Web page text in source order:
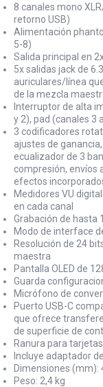
8 canales mono
retorno USB)
Alimentación
5-8)
Salida principal en
5x salidas jack de
auriculares/línea
de la mezcla
Interruptor de alta
y 2), pad (canales 3
3 codificadores
ajustes de
ecualizador de 3
compresión, envíos
efectos
Medidores VU
en cada canal
Grabación de hasta
Modo de interface
Resolución de 24
maestra
Pantalla OLED de
Guarda
Micrófono de
Puerto USB-C
que ofrece
de superficie de
Ranura para
Incluye adaptador
Dimensiones (mm):
Peso: 2,4 kg